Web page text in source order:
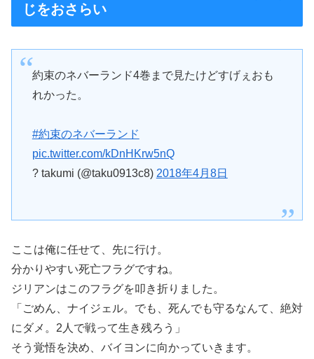
じをおさらい
約束のネバーランド4巻まで見たけどすげぇおも
れかった。
#約束のネバーランド
pic.twitter.com/kDnHKrw5nQ
? takumi (@taku0913c8) 2018年4月8日
ここは俺に任せて、先に行け。
分かりやすい死亡フラグですね。
ジリアンはこのフラグを叩き折りました。
「ごめん、ナイジェル。でも、死んでも守るなんて、絶対
にダメ。2人で戦って生き残ろう」
そう覚悟を決め、バイヨンに向かっていきます。